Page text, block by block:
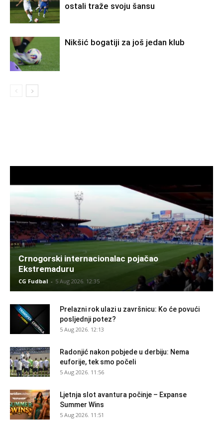
ostali traže svoju šansu
Nikšić bogatiji za još jedan klub
Crnogorski internacionalac pojačao
Ekstremaduru
CG Fudbal - 5 Aug 2026. 12:35
Prelazni rok ulazi u završnicu: Ko će povući
posljednji potez?
5 Aug 2026. 12:13
Radonjić nakon pobjede u derbiju: Nema
euforije, tek smo počeli
5 Aug 2026. 11:56
Ljetnja slot avantura počinje – Expanse
Summer Wins
5 Aug 2026. 11:51